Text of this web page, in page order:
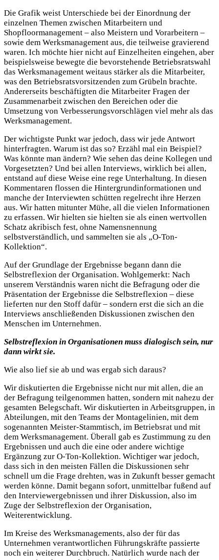
Die Grafik weist Unterschiede bei der Einordnung der
einzelnen Themen zwischen Mitarbeitern und
Shopfloormanagement – also Meistern und Vorarbeitern –
sowie dem Werksmanagement aus, die teilweise gravierend
waren. Ich möchte hier nicht auf Einzelheiten eingehen, aber
beispielsweise bewegte die bevorstehende Betriebsratswahl
das Werksmanagement weitaus stärker als die Mitarbeiter,
was den Betriebsratsvorsitzenden zum Grübeln brachte.
Andererseits beschäftigten die Mitarbeiter Fragen der
Zusammenarbeit zwischen den Bereichen oder die
Umsetzung von Verbesserungsvorschlägen viel mehr als das
Werksmanagement.
Der wichtigste Punkt war jedoch, dass wir jede Antwort
hinterfragten. Warum ist das so? Erzähl mal ein Beispiel?
Was könnte man ändern? Wie sehen das deine Kollegen und
Vorgesetzten? Und bei allen Interviews, wirklich bei allen,
entstand auf diese Weise eine rege Unterhaltung. In diesen
Kommentaren flossen die Hintergrundinformationen und
manche der Interviewten schütten regelrecht ihre Herzen
aus. Wir hatten mitunter Mühe, all die vielen Informationen
zu erfassen. Wir hielten sie hielten sie als einen wertvollen
Schatz akribisch fest, ohne Namensnennung
selbstverständlich, und sammelten sie als „O-Ton-
Kollektion“.
Auf der Grundlage der Ergebnisse begann dann die
Selbstreflexion der Organisation. Wohlgemerkt: Nach
unserem Verständnis waren nicht die Befragung oder die
Präsentation der Ergebnisse die Selbstreflexion – diese
lieferten nur den Stoff dafür – sondern erst die sich an die
Interviews anschließenden Diskussionen zwischen den
Menschen im Unternehmen.
Selbstreflexion in Organisationen muss dialogisch sein, nur
dann wirkt sie.
Wie also lief sie ab und was ergab sich daraus?
Wir diskutierten die Ergebnisse nicht nur mit allen, die an
der Befragung teilgenommen hatten, sondern mit nahezu der
gesamten Belegschaft. Wir diskutierten in Arbeitsgruppen, in
Abteilungen, mit den Teams der Montagelinien, mit dem
sogenannten Meister-Stammtisch, im Betriebsrat und mit
dem Werksmanagement. Überall gab es Zustimmung zu den
Ergebnissen und auch die eine oder andere wichtige
Ergänzung zur O-Ton-Kollektion. Wichtiger war jedoch,
dass sich in den meisten Fällen die Diskussionen sehr
schnell um die Frage drehten, was in Zukunft besser gemacht
werden könne. Damit begann sofort, unmittelbar fußend auf
den Interviewergebnissen und ihrer Diskussion, also im
Zuge der Selbstreflexion der Organisation,
Weiterentwicklung.
Im Kreise des Werksmanagements, also der für das
Unternehmen verantwortlichen Führungskräfte passierte
noch ein weiterer Durchbruch. Natürlich wurde nach der